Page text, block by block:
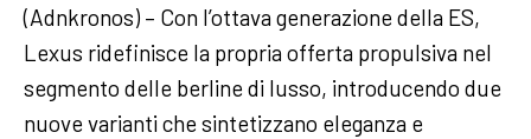
(Adnkronos) – Con l’ottava generazione della ES,
Lexus ridefinisce la propria offerta propulsiva nel
segmento delle berline di lusso, introducendo due
nuove varianti che sintetizzano eleganza e